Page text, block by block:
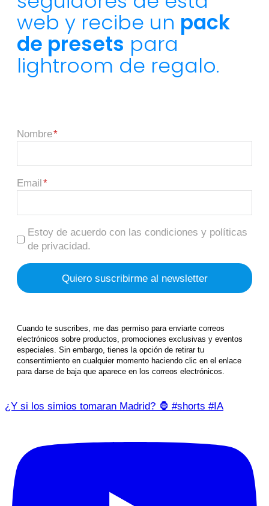
web y recibe un pack
de presets para
lightroom de regalo.
Nombre
Email
Estoy de acuerdo con las condiciones y políticas
de privacidad.
Cuando te suscribes, me das permiso para enviarte correos
electrónicos sobre productos, promociones exclusivas y eventos
especiales. Sin embargo, tienes la opción de retirar tu
consentimiento en cualquier momento haciendo clic en el enlace
para darse de baja que aparece en los correos electrónicos.
¿Y si los simios tomaran Madrid? 🦍 #shorts #IA